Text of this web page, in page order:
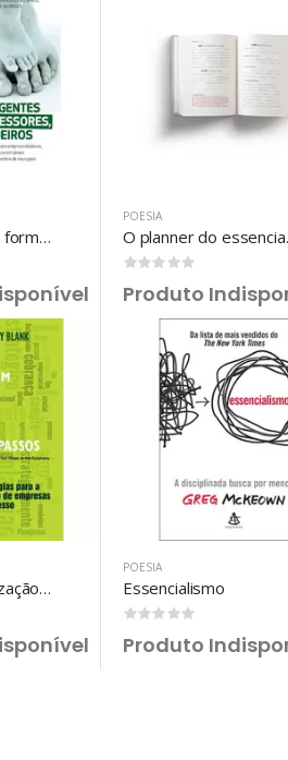
Pais inteligentes formam sucessores, não herdeiros
POESIA
O
Produto
Do sonho à realização em 4 passos
POESIA
Essencialismo
Produto